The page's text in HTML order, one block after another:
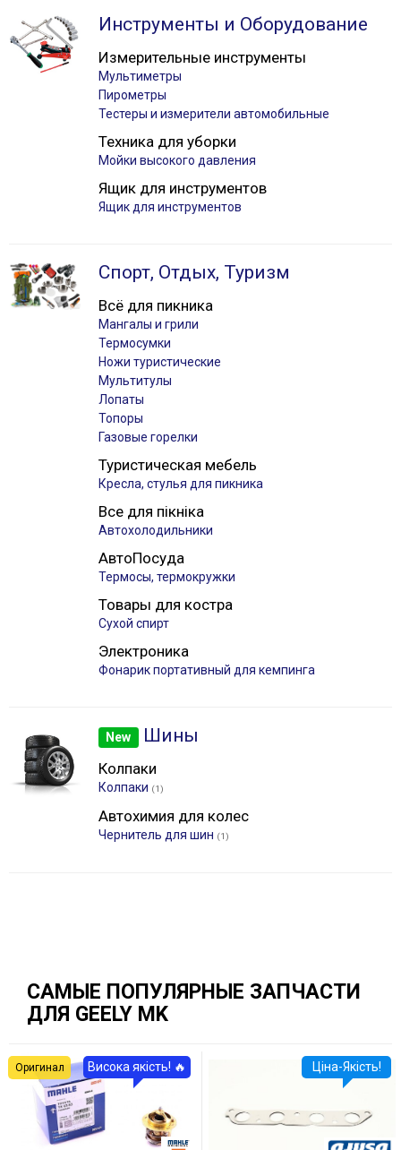
Инструменты и Оборудование
Измерительные инструменты
Мультиметры
Пирометры
Тестеры и измерители автомобильные
Техника для уборки
Мойки высокого давления
Ящик для инструментов
Ящик для инструментов
Спорт, Отдых, Туризм
Всё для пикника
Мангалы и грили
Термосумки
Ножи туристические
Мультитулы
Лопаты
Топоры
Газовые горелки
Туристическая мебель
Кресла, стулья для пикника
Все для пікніка
Автохолодильники
АвтоПосуда
Термосы, термокружки
Товары для костра
Сухой спирт
Электроника
Фонарик портативный для кемпинга
New Шины
Колпаки
Колпаки (1)
Автохимия для колес
Чернитель для шин (1)
САМЫЕ ПОПУЛЯРНЫЕ ЗАПЧАСТИ
ДЛЯ GEELY MK
Висока якість! 🔥
Оригинал Ціна-Якість!